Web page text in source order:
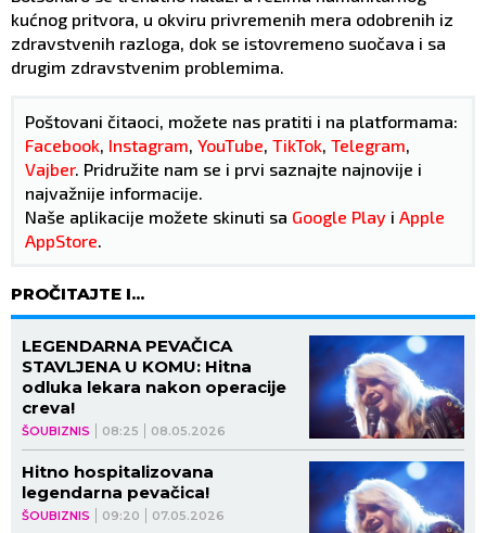
kućnog pritvora, u okviru privremenih mera odobrenih iz
zdravstvenih razloga, dok se istovremeno suočava i sa
drugim zdravstvenim problemima.
Poštovani čitaoci, možete nas pratiti i na platformama:
Facebook Instagram YouTube TikTok Telegram
Vajber. Pridružite nam se i prvi saznajte najnovije i
najvažnije informacije.
Naše aplikacije možete skinuti sa Google Play i Apple
AppStore
PROČITAJTE I...
ŠOUBIZNIS 08:25 08.05.2026
LEGENDARNA PEVAČICA
STAVLJENA U KOMU: Hitna
odluka lekara nakon operacije
creva!
ŠOUBIZNIS 09:20 07.05.2026
Hitno hospitalizovana
legendarna pevačica!